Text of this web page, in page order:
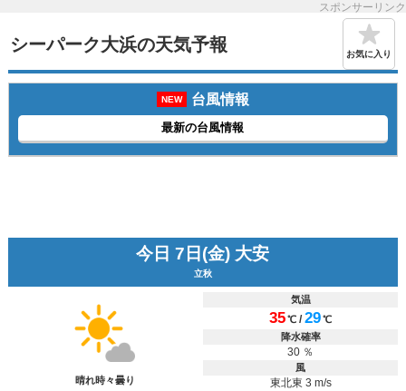
スポンサーリンク
シーパーク大浜の天気予報 お気に入り
NEW 台風情報
最新の台風情報
今日 7日(金) 大安
立秋
晴れ時々曇り
気温
35℃ /29℃
降水確率
30 ％
風
東北東 3 m/s